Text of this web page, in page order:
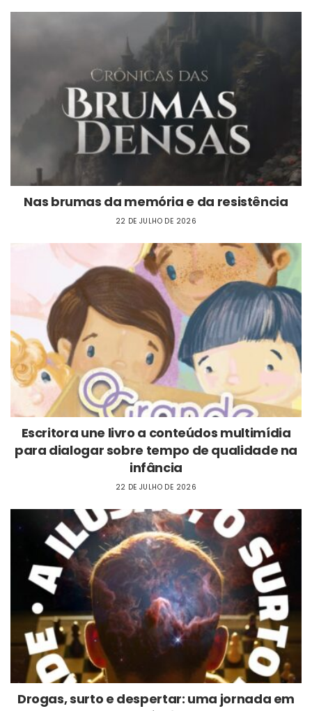
Nas brumas da memória e da resistência
22 DE JULHO DE 2026
Escritora une livro a conteúdos multimídia
para dialogar sobre tempo de qualidade na
infância
22 DE JULHO DE 2026
Drogas, surto e despertar: uma jornada em